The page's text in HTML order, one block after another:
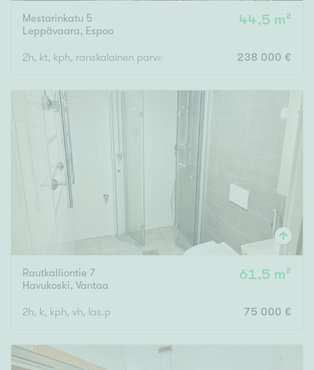
Mestarinkatu 5
Leppävaara, Espoo
44,5 m²
2h, kt, kph, ranskalainen parveke 238 000 €
Rautkalliontie 7
Havukoski, Vantaa
61,5 m²
2h, k, kph, vh, las.p 75 000 €